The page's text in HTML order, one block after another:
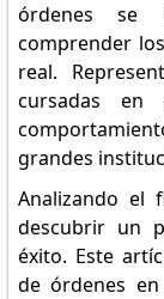
órdenes se
comprender
real.
cursadas
grandes
Analizando el
descubrir un
éxito. Este
de órdenes